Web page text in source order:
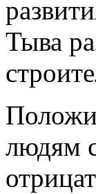
Тыва
людям